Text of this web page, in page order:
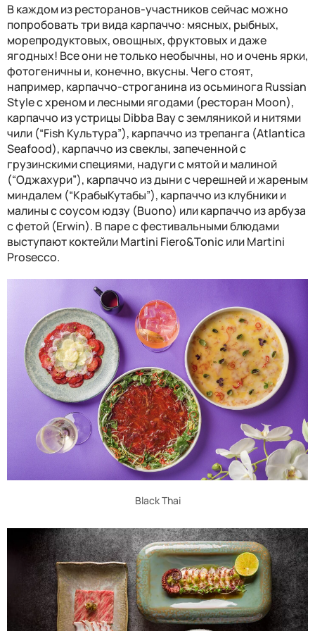
Вкаждом из ресторанов-участников сейчас можно
попробовать три вида карпаччо: мясных, рыбных,
морепродуктовых,овощных, фруктовых и даже
ягодных! Все они не только необычны, но и очень ярки,
фотогеничны и, конечно, вкусны. Чего стоят,
например, карпаччо-строганина из осьминога Russian
Styleс хреном и лесными ягодами (ресторан Moon),
карпаччо из устрицы Dibba Bayс земляникой и нитями
чили (“Fish Культура”), карпаччо из трепанга (Atlantica
Seafood), карпаччо из свеклы, запеченной с
грузинскими специями, надуги с мятой и малиной
(“Оджахури”), карпаччо из дыни с черешней и жареным
миндалем (“КрабыКутабы”), карпаччо из клубники и
малины с соусом юдзу (Buono) или карпаччо из арбуза
с фетой (Erwin). Впаресфестивальными блюдами
выступают коктейлиMartini Fiero&Tonic или Martini
Prosecco.
Black Thai